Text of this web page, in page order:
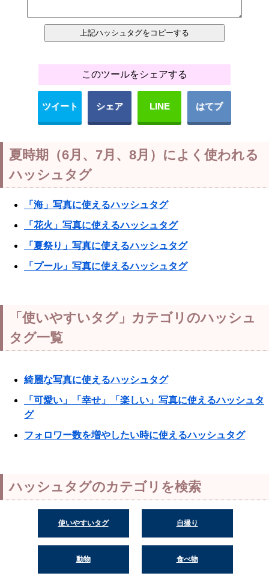
このツールをシェアする
ツイート シェア LINE はてブ
夏時期（6月、7月、8月）によく使われる
ハッシュタグ
「海」写真に使えるハッシュタグ
「花火」写真に使えるハッシュタグ
「夏祭り」写真に使えるハッシュタグ
「プール」写真に使えるハッシュタグ
「使いやすいタグ」カテゴリのハッシュ
タグ一覧
綺麗な写真に使えるハッシュタグ
「可愛い」「幸せ」「楽しい」写真に使えるハッシュタ
グ
フォロワー数を増やしたい時に使えるハッシュタグ
ハッシュタグのカテゴリを検索
使いやすいタグ 自撮り
動物 食べ物